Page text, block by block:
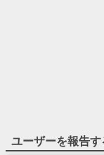
ユーザーを報告す